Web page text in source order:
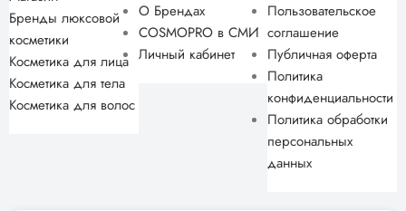
Бренды люксовой
косметики
Косметика для лица
Косметика для тела
Косметика для волос
О Брендах
COSMOPRO в СМИ
Личный кабинет
Пользовательское
соглашение
Публичная оферта
Политика
конфиденциальности
Политика обработки
персональных
данных